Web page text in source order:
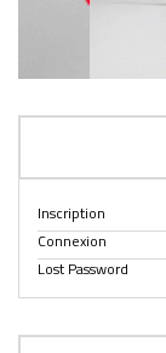
Inscription
Connexion
Lost Password